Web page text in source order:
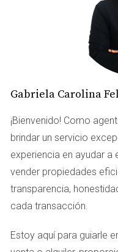
Explora los
antes de tomar
Financiamiento
Algunas propiedades
pagos. Es menos
Pago en cuotas
El pago en cuotas es
costo total en varias
embargo, asegúrate de
Gabriela Carolina
¡Bienvenido! Como
brindar un servicio
experiencia en ayudar a
vender propiedades
transparencia,
cada transacción.
Estoy aquí para guiarle